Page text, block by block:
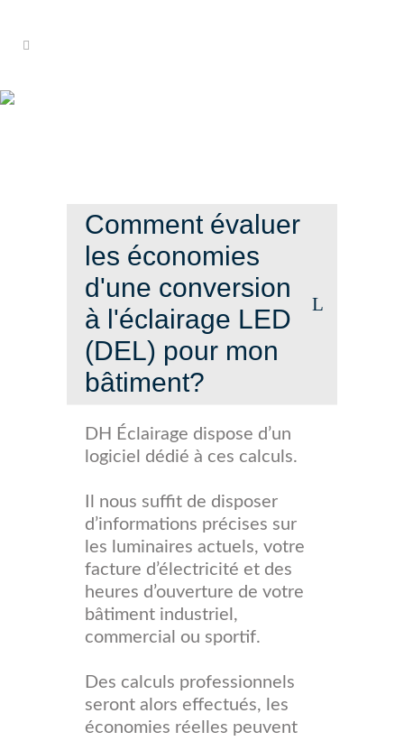
Comment évaluer
les économies
d'une conversion
à l'éclairage LED
(DEL) pour mon
bâtiment?
DH Éclairage dispose d’un
logiciel dédié à ces calculs.
Il nous suffit de disposer
d’informations précises sur
les luminaires actuels, votre
facture d’électricité et des
heures d’ouverture de votre
bâtiment industriel,
commercial ou sportif.
Des calculs professionnels
seront alors effectués, les
économies réelles peuvent